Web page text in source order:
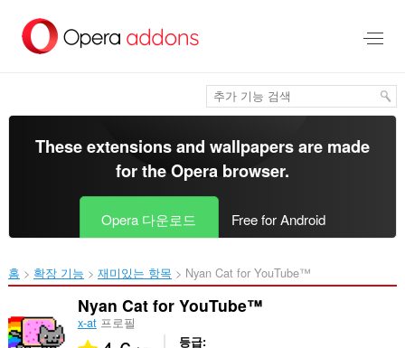
건
These extensions and wallpapers are made
for theOpera browser.
Opera 다운로드 Free for Android
홈 확장 기능 재미있는 항목 Nyan Cat for YouTube™‎
Nyan Cat for YouTube™
x-at프로필
등급